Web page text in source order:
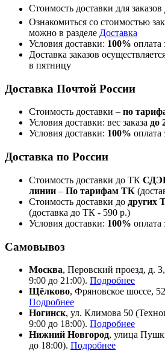
Стоимость доставки для заказов
Ознакомиться со стоимостью
можно в разделе Доставка
Условия доставки: 100% оплата
Доставка заказов
в пятницу
Доставка Почтой России
Стоимость доставки – по
Условия доставки: вес заказа до
Условия доставки: 100% оплата
Доставка по России
Стоимость доставки до ТК
линии – По тарифам ТК
Стоимость доставки до других
(доставка до ТК - 590 р.)
Условия доставки: 100% оплата
Самовывоз
Москва, Перовский проезд, д.
9:00 до 21:00). Подробнее
Щёлково, Фряновское шоссе,
Подробнее
Ногинск, ул. Климова 50
9:00 до 18:00). Подробнее
Нижний Новгород, улица
до 18:00). Подробнее